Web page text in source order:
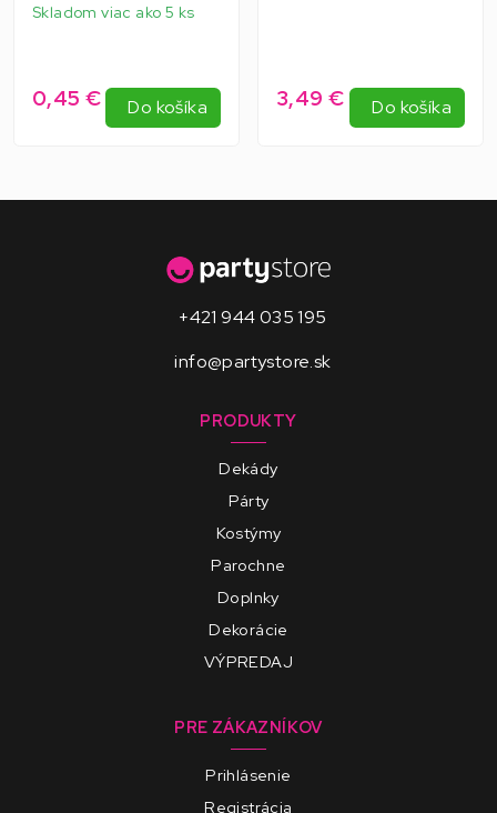
Skladom viac ako 5 ks
0,45 € Do košíka 3,49 € Do košíka
+421 944 035 195
info@partystore.sk
PRODUKTY
Dekády
Párty
Kostýmy
Parochne
Doplnky
Dekorácie
VÝPREDAJ
PRE ZÁKAZNÍKOV
Prihlásenie
Registrácia